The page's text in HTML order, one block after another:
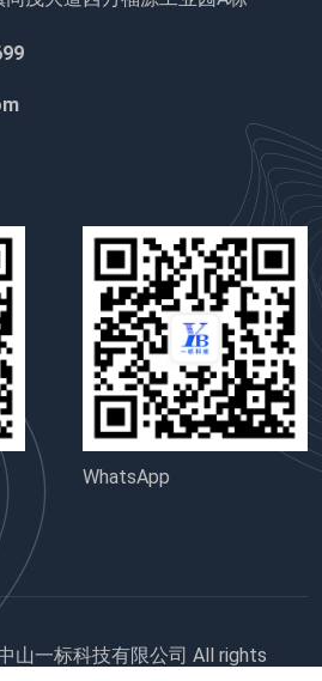
WhatsApp
山一标科技有限公司 All rights